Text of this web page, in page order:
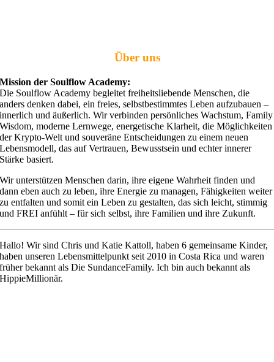
Über uns
Mission der Soulflow Academy:
Die Soulflow Academy begleitet freiheitsliebende Menschen, die
anders denken dabei, ein freies, selbstbestimmtes Leben aufzubauen –
innerlich und äußerlich. Wir verbinden persönliches Wachstum, Family
Wisdom, moderne Lernwege, energetische Klarheit, die Möglichkeiten
der Krypto-Welt und souveräne Entscheidungen zu einem neuen
Lebensmodell, das auf Vertrauen, Bewusstsein und echter innerer
Stärke basiert.
Wir unterstützen Menschen darin, ihre eigene Wahrheit finden und
dann eben auch zu leben, ihre Energie zu managen, Fähigkeiten weiter
zu entfalten und somit ein Leben zu gestalten, das sich leicht, stimmig
und FREI anfühlt – für sich selbst, ihre Familien und ihre Zukunft.
Hallo! Wir sind Chris und Katie Kattoll, haben 6 gemeinsame Kinder,
haben unseren Lebensmittelpunkt seit 2010 in Costa Rica und waren
früher bekannt als Die SundanceFamily. Ich bin auch bekannt als
HippieMillionär.